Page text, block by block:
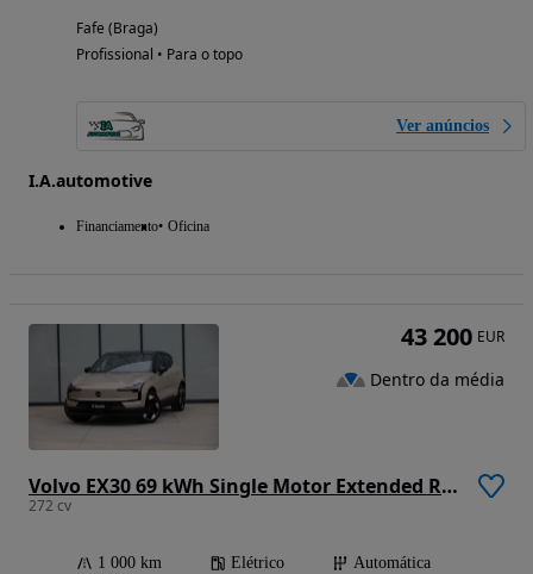
Fafe (Braga)
Profissional • Para o topo
Ver anúncios
I.A.automotive
Financiamento Oficina
Volvo EX30 69 kWh Single Motor Extended Range Plus
272 cv
1 000 km Elétrico
Automática
43 200 EUR
Dentro da média